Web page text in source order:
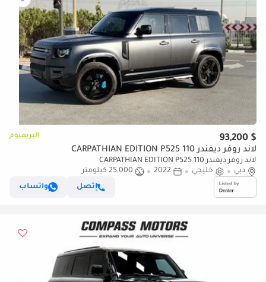
$ 93,200 البريميوم
لاند روفر ديفندر 110 CARPATHIAN EDITION P525
لاند روفر ديفندر 110 CARPATHIAN EDITION P525
دبي
خليجي 2022
25,000 كيلومتر
إتصل
واتساب